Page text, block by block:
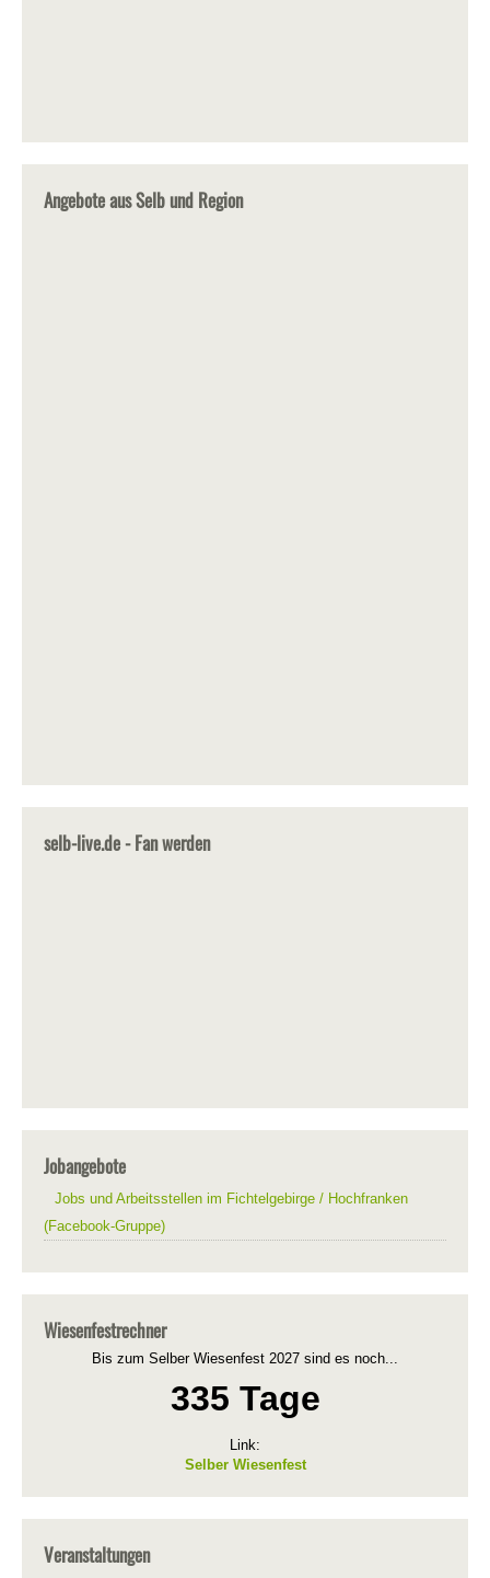
Angebote aus Selb und Region
selb-live.de - Fan werden
Jobangebote
Jobs und Arbeitsstellen im Fichtelgebirge / Hochfranken
(Facebook-Gruppe)
Wiesenfestrechner
Bis zum Selber Wiesenfest 2027 sind es noch...
335 Tage
Link:
Selber Wiesenfest
Veranstaltungen